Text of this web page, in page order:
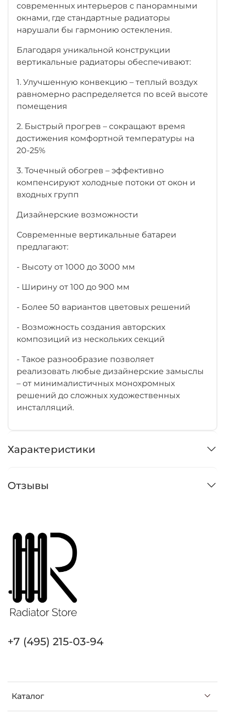
современных интерьеров с панорамными
окнами, где стандартные радиаторы
нарушали бы гармонию остекления.
Благодаря уникальной конструкции
вертикальные радиаторы обеспечивают:
1. Улучшенную конвекцию – теплый воздух
равномерно распределяется по всей высоте
помещения
2. Быстрый прогрев – сокращают время
достижения комфортной температуры на
20-25%
3. Точечный обогрев – эффективно
компенсируют холодные потоки от окон и
входных групп
Дизайнерские возможности
Современные вертикальные батареи
предлагают:
- Высоту от 1000 до 3000 мм
- Ширину от 100 до 900 мм
- Более 50 вариантов цветовых решений
- Возможность создания авторских
композиций из нескольких секций
- Такое разнообразие позволяет
реализовать любые дизайнерские замыслы
– от минималистичных монохромных
решений до сложных художественных
инсталляций.
Характеристики
Отзывы
Каталог
+7 (495) 215-03-94